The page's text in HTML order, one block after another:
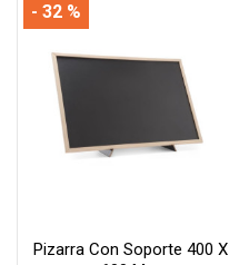
Pizarra Con Soporte 400 X
- 32 %